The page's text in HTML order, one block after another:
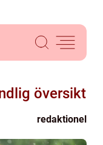
översikt
redaktionel